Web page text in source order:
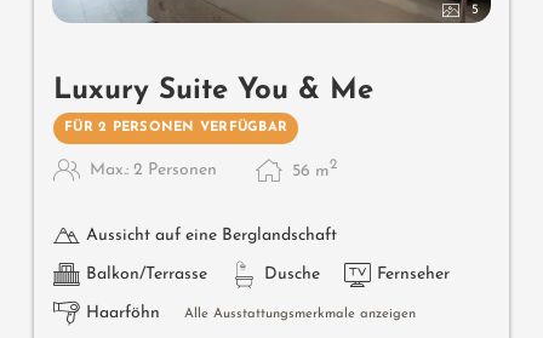
5
Luxury Suite You & Me
FÜR 2 PERSONEN VERFÜGBAR
Max.: 2 Personen 56 m2
Aussicht auf eine Berglandschaft
Balkon/Terrasse Dusche Fernseher
Haarföhn Alle Ausstattungsmerkmale anzeigen